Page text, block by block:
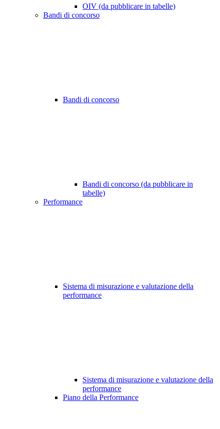
OIV (da pubblicare in tabelle)
Bandi di concorso
Bandi di concorso
Bandi di concorso (da pubblicare in
tabelle)
Performance
Sistema di misurazione e valutazione della
performance
Sistema di misurazione e valutazione della
performance
Piano della Performance